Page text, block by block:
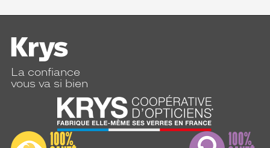
La confiance
vous va si bien